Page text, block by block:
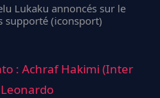
Lukaku annoncés sur le
supporté (iconsport)
: Achraf Hakimi (Inter